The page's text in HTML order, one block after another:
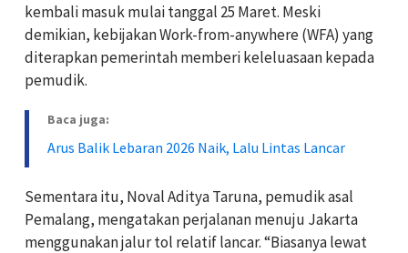
kembali masuk mulai tanggal 25 Maret. Meski
demikian, kebijakan Work-from-anywhere (WFA) yang
diterapkan pemerintah memberi keleluasaan kepada
pemudik.
Baca juga:
Arus Balik Lebaran 2026 Naik, Lalu Lintas Lancar
Sementara itu, Noval Aditya Taruna, pemudik asal
Pemalang, mengatakan perjalanan menuju Jakarta
menggunakan jalur tol relatif lancar. “Biasanya lewat